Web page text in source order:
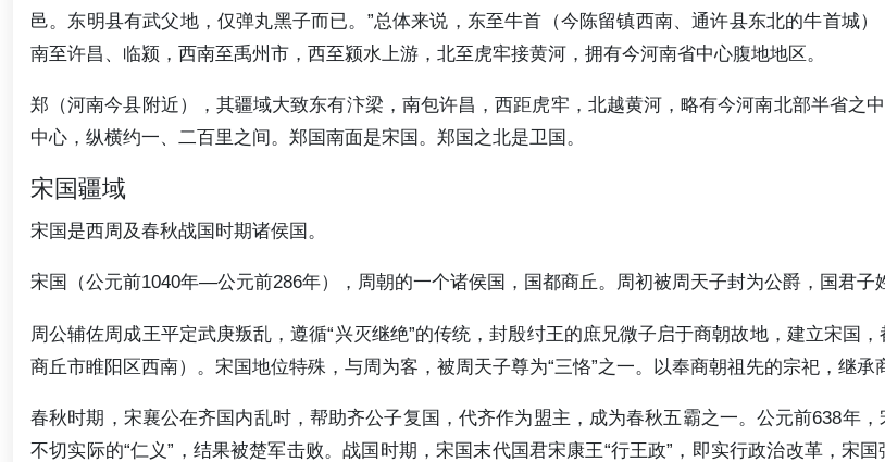
邑。东明县有武父地，仅弹丸黑子而已。”总体来说，东至牛首（今陈留镇西南、通许县东北的牛首城）
南至许昌、临颍，西南至禹州市，西至颍水上游，北至虎牢接黄河，拥有今河南省中心腹地地区。
郑（河南今县附近），其疆域大致东有汴梁，南包许昌，西距虎牢，北越黄河，略有今河南北部半省之
中心，纵横约一、二百里之间。郑国南面是宋国。郑国之北是卫国。
宋国疆域
宋国是西周及春秋战国时期诸侯国。
宋国（公元前1040年—公元前286年），周朝的一个诸侯国，国都商丘。周初被周天子封为公爵，国君子
周公辅佐周成王平定武庚叛乱，遵循“兴灭继绝”的传统，封殷纣王的庶兄微子启于商朝故地，建立宋国
商丘市睢阳区西南）。宋国地位特殊，与周为客，被周天子尊为“三恪”之一。以奉商朝祖先的宗祀，继承
春秋时期，宋襄公在齐国内乱时，帮助齐公子复国，代齐作为盟主，成为春秋五霸之一。公元前638年
不切实际的“仁义”，结果被楚军击败。战国时期，宋国末代国君宋康王“行王政”，即实行政治改革，宋国